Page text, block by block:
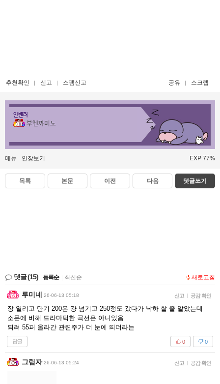
추천확인 신고 스팸신고 공유 스크랩
인벤러
부엔까미노
메뉴 인장보기 EXP 77%
목록 본문 이전 다음 댓글쓰기
댓글(15) 등록순 최신순 새로고침
루미네 26-06-13 05:18 신고 | 공감 확인
장 열리고 단기 200은 걍 넘기고 250정도 갔다가 낙하 할 줄 알았는데
소문에 비해 드라마틱한 곡선은 아니었음
되려 55퍼 올라간 관련주가 더 눈에 띄더라는
답글 0
0
그림자 26-06-13 05:24 신고 | 공감 확인